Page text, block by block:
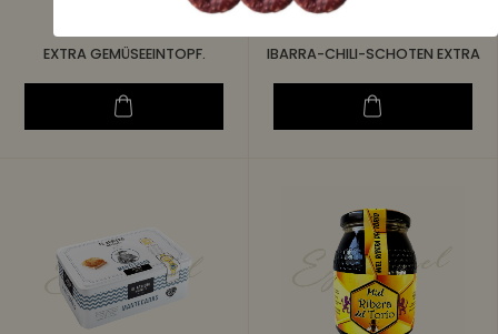
EXTRA GEMÜSEEINTOPF. IBARRA-CHILI-SCHOTEN EXTRA